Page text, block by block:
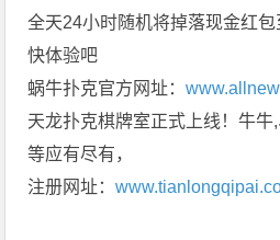
全天24小时随机将掉落现金红
快体验吧
蜗牛扑克官方网址：
天龙扑克棋牌室正式上线！牛牛
等应有尽有，
注册网址：